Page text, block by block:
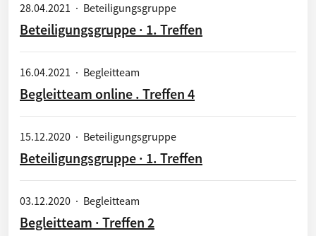
28.04.2021 · Beteiligungsgruppe
Beteiligungsgruppe · 1. Treffen
16.04.2021 · Begleitteam
Begleitteam online . Treffen 4
15.12.2020 · Beteiligungsgruppe
Beteiligungsgruppe · 1. Treffen
03.12.2020 · Begleitteam
Begleitteam · Treffen 2